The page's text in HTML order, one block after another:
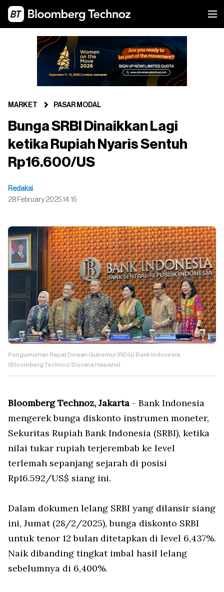
MARKET PASAR MODAL
Bunga SRBI Dinaikkan Lagi
ketika Rupiah Nyaris Sentuh
Rp16.600/US
Redaksi
28 February 2025 14:15
Pengumuman Rapat Dewan Gubernur (RDG) Bank Indonesia.
(Bloomberg Technoz/Dovana Hasiana)
Bloomberg Technoz, Jakarta - Bank Indonesia
mengerek bunga diskonto instrumen moneter,
Sekuritas Rupiah Bank Indonesia (SRBI), ketika
nilai tukar rupiah terjerembab ke level
terlemah sepanjang sejarah di posisi
Rp16.592/US$ siang ini.
Dalam dokumen lelang SRBI yang dilansir siang
ini, Jumat (28/2/2025), bunga diskonto SRBI
untuk tenor 12 bulan ditetapkan di level 6,437%.
Naik dibanding tingkat imbal hasil lelang
sebelumnya di 6,400%.